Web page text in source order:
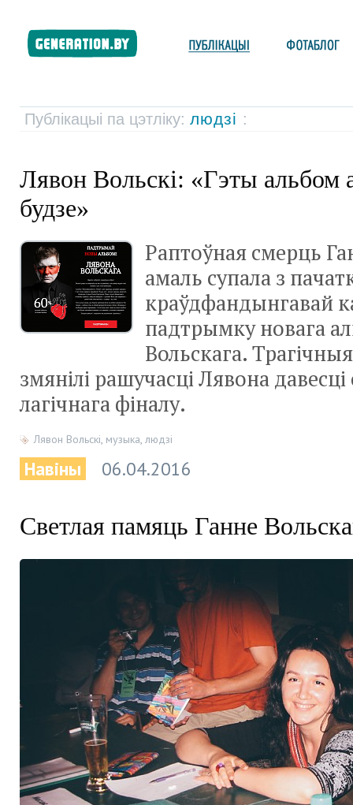
Публікацыі па цэтліку: людзі :
Лявон Вольскі: «Гэты альбом
будзе»
Раптоўная смерць
амаль супала з
краўдфандынгавай
падтрымку новага
Вольскага.
змянілі рашучасці Лявона
лагічнага фіналу.
Лявон Вольскі, музыка, людзі
Навіны 06.04.2016
Светлая памяць Ганне